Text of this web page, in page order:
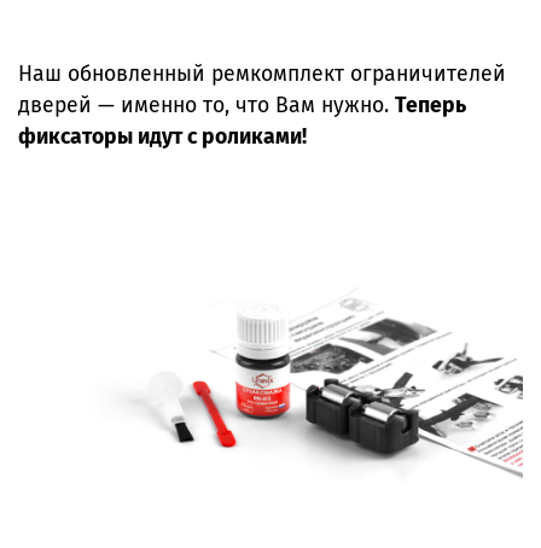
Наш обновленный ремкомплект ограничителей
дверей — именно то, что Вам нужно. Теперь
фиксаторы идут с роликами!